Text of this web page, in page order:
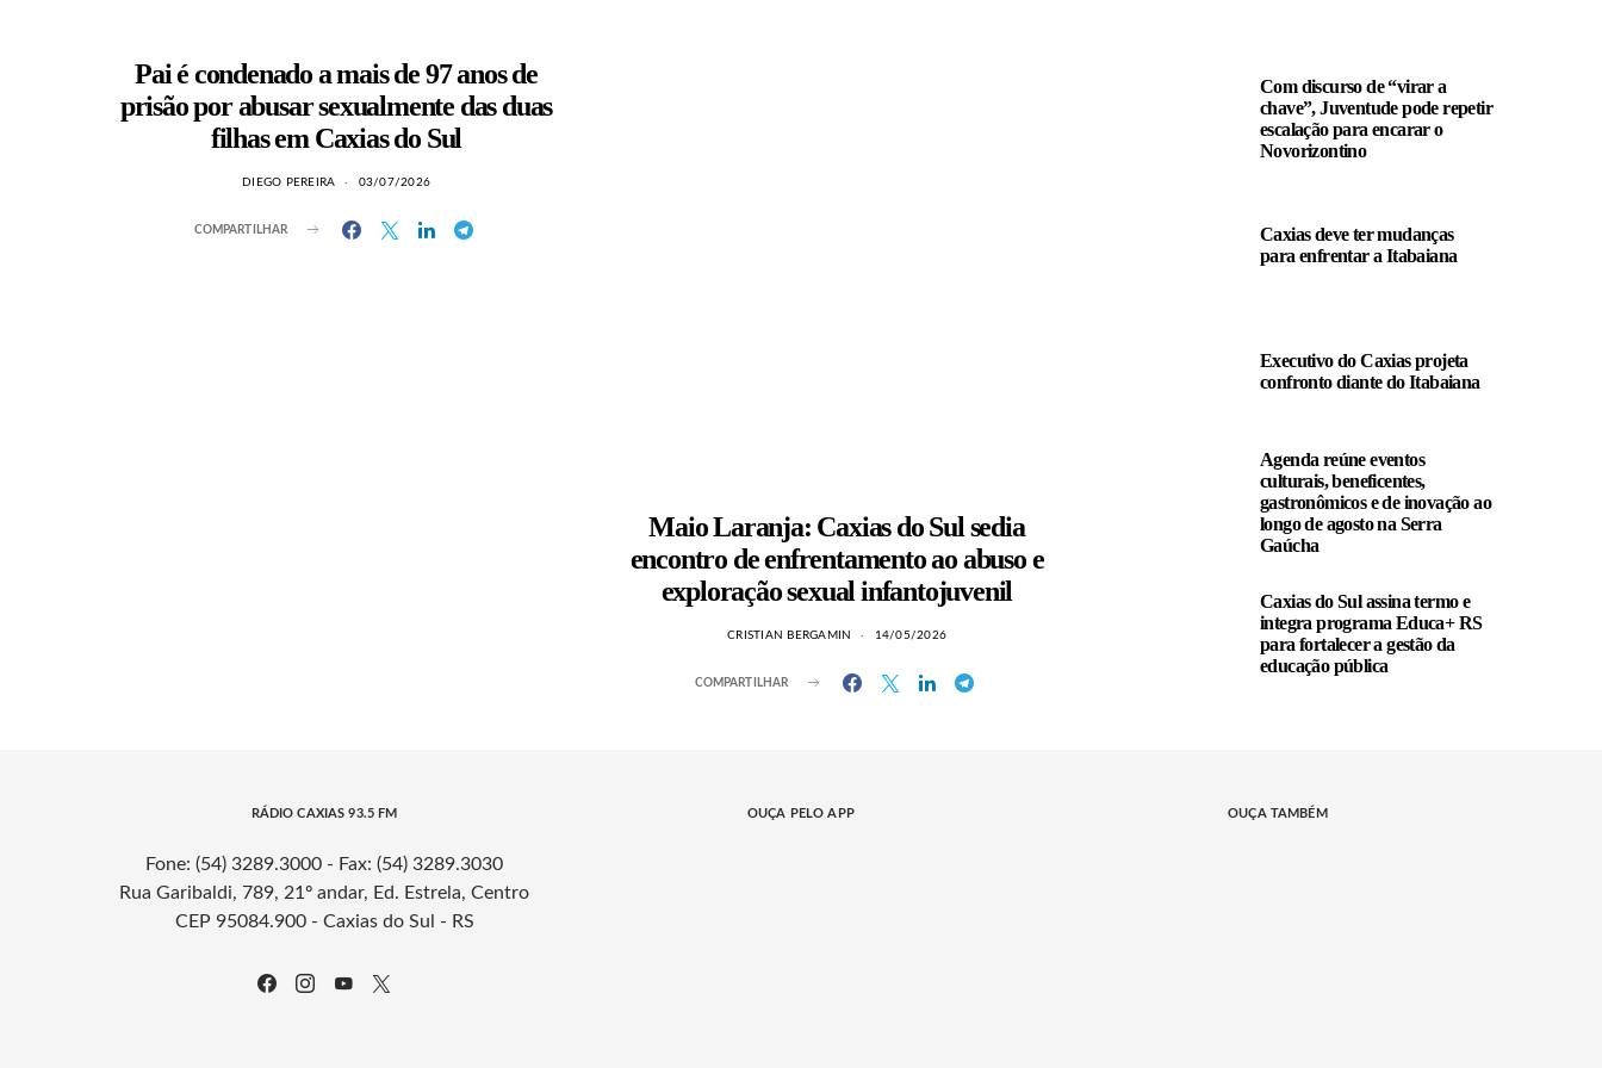
Pai é condenado a mais de 97 anos de
prisão por abusar sexualmente das duas
filhas em Caxias do Sul
DIEGO PEREIRA 03/07/2026
COMPARTILHAR
Maio Laranja: Caxias do Sul sedia
encontro de enfrentamento ao abuso e
exploração sexual infantojuvenil
CRISTIAN BERGAMIN 14/05/2026
COMPARTILHAR
Com discurso de “virar a
chave”, Juventude pode repetir
escalação para encarar o
Novorizontino
Caxias deve ter mudanças
para enfrentar a Itabaiana
Executivo do Caxias projeta
confronto diante do Itabaiana
Agenda reúne eventos
culturais, beneficentes,
gastronômicos e de inovação ao
longo de agosto na Serra
Gaúcha
Caxias do Sul assina termo e
integra programa Educa+ RS
para fortalecer a gestão da
educação pública
RÁDIO CAXIAS 93.5 FM
Fone: (54) 3289.3000 - Fax: (54) 3289.3030
Rua Garibaldi, 789, 21º andar, Ed. Estrela, Centro
CEP 95084.900 - Caxias do Sul - RS
OUÇA PELO APP OUÇA TAMBÉM